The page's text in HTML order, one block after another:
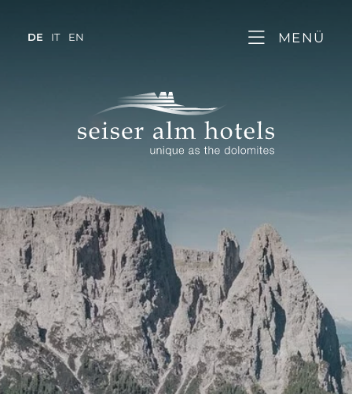
DE IT EN MENÜ